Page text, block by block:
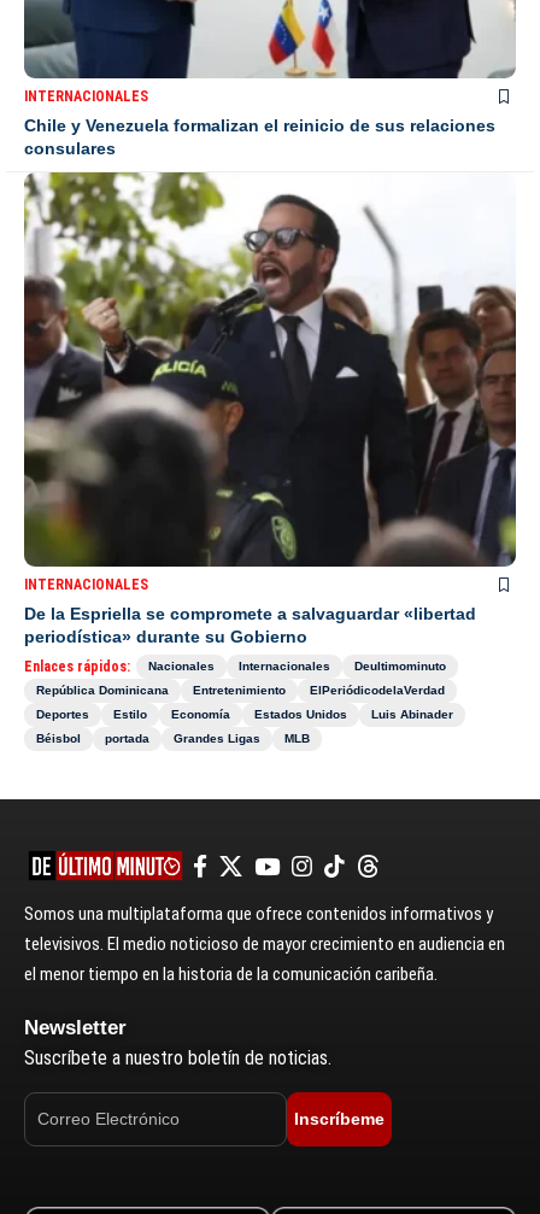
INTERNACIONALES
Chile y Venezuela formalizan el reinicio de sus relaciones
consulares
INTERNACIONALES
De la Espriella se compromete a salvaguardar «libertad
periodística» durante su Gobierno
Enlaces rápidos: Nacionales Internacionales
Deultimominuto
República Dominicana
Entretenimiento
ElPeriódicodelaVerdad
Deportes
Estilo Economía Estados Unidos
Luis Abinader
Béisbol
portada Grandes Ligas MLB
Somos una multiplataforma que ofrece contenidos informativos y
televisivos. El medio noticioso de mayor crecimiento en audiencia en
el menor tiempo en la historia de la comunicación caribeña.
Newsletter
Suscríbete a nuestro boletín de noticias.
Inscríbeme